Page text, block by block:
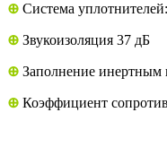
⊕ Система уплотнителей:
⊕ Звукоизоляция 37 дБ
⊕ Заполнение инертным
⊕ Коэффициент